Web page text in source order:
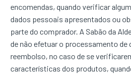
encomendas, quando verificar
dados pessoais apresentados ou
parte do comprador. A Sabão da
de não efetuar o processamento de
reembolso, no caso de se
características dos produtos,